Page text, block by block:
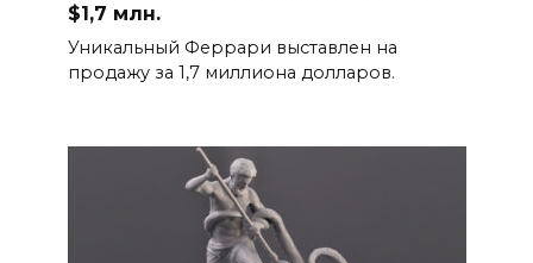
$1,7 млн.
Уникальный Феррари выставлен на
продажу за 1,7 миллиона долларов.